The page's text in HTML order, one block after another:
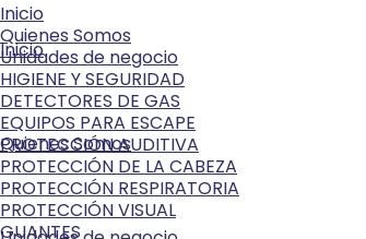
Inicio
Quienes Somos
Inicio
Quienes Somos
Unidades de negocio
HIGIENE Y SEGURIDAD
DETECTORES DE GAS
EQUIPOS PARA ESCAPE
PROTECCIÓN AUDITIVA
PROTECCIÓN DE LA CABEZA
PROTECCIÓN RESPIRATORIA
PROTECCIÓN VISUAL
GUANTES